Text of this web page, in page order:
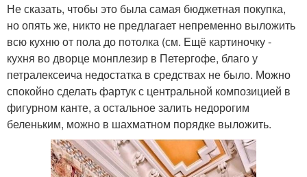
Не сказать, чтобы это была самая бюджетная покупка,
но опять же, никто не предлагает непременно выложить
всю кухню от пола до потолка (см. Ещё картиночку -
кухня во дворце монплезир в Петергофе, благо у
петралексеича недостатка в средствах не было. Можно
спокойно сделать фартук с центральной композицией в
фигурном канте, а остальное залить недорогим
беленьким, можно в шахматном порядке выложить.